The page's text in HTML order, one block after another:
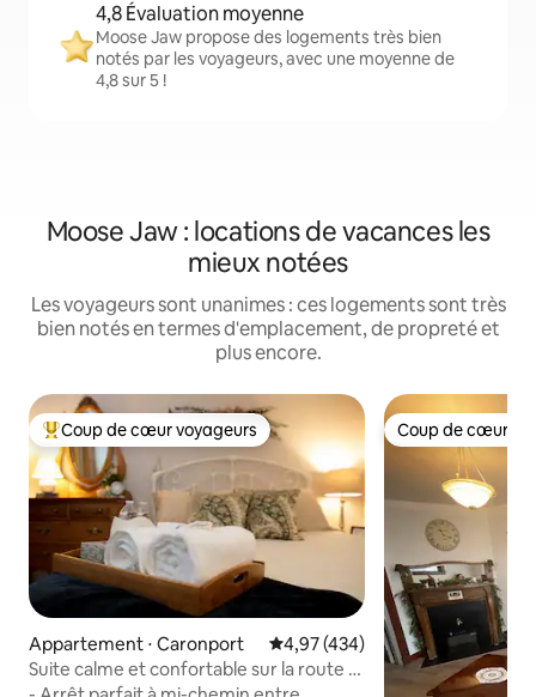
4,8 Évaluation moyenne
Moose Jaw propose des logements très bien
notés par les voyageurs, avec une moyenne de
4,8 sur 5 !
Moose Jaw : locations de vacances les
mieux notées
Les voyageurs sont unanimes : ces logements sont très
bien notés en termes d'emplacement, de propreté et
plus encore.
Coups de cœur voyageurs les plus appréciés
Coup de cœur voyageurs
Appartement ⋅ Caronport Évaluation moyenne sur la
4,97 (434)
Suite calme et confortable sur la route 1
avec petit déjeuner
Coup de cœur
Coup de cœur